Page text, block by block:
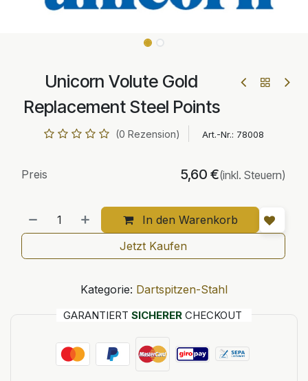
Unicorn Volute Gold
Replacement Steel Points
(0 Rezension) Art.-Nr.: 78008
In den Warenkorb
Preis 5,60 €(inkl. Steuern)
Jetzt Kaufen
Kategorie: Dartspitzen-Stahl
GARANTIERT SICHERER CHECKOUT